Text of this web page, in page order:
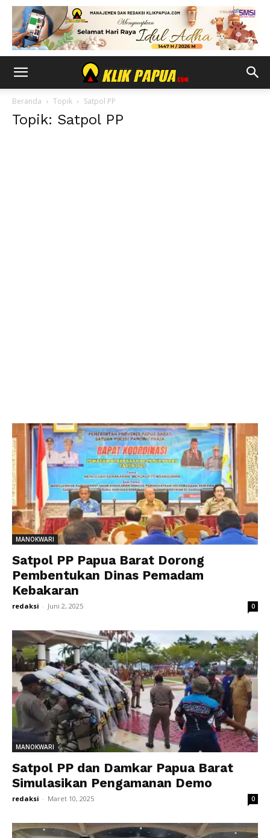
Beranda Topik Satpol PP
Topik: Satpol PP
MANOKWARI
Satpol PP Papua Barat Dorong
Pembentukan Dinas Pemadam
Kebakaran
redaksi - Juni 2, 2025 0
MANOKWARI
Satpol PP dan Damkar Papua Barat
Simulasikan Pengamanan Demo
redaksi - Maret 10, 2025 0